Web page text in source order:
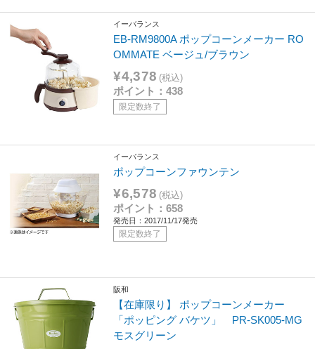
イーバランス
EB-RM9800A ポップコーンメーカー RO
OMMATE ベージュ/ブラウン
¥4,378 (税込)
ポイント：438
限定数終了
イーバランス
ポップコーンファウンテン
¥6,578 (税込)
ポイント：658
発売日：2017/11/17発売
限定数終了
阪和
【在庫限り】 ポップコーンメーカー
「ポッピング バケツ」 PR-SK005-MG
モスグリーン